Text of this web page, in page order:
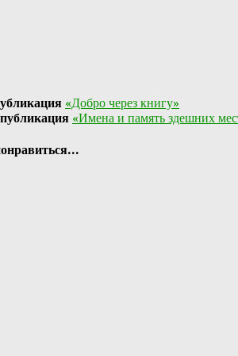
«Добро через книгу»
«Имена и память здешних